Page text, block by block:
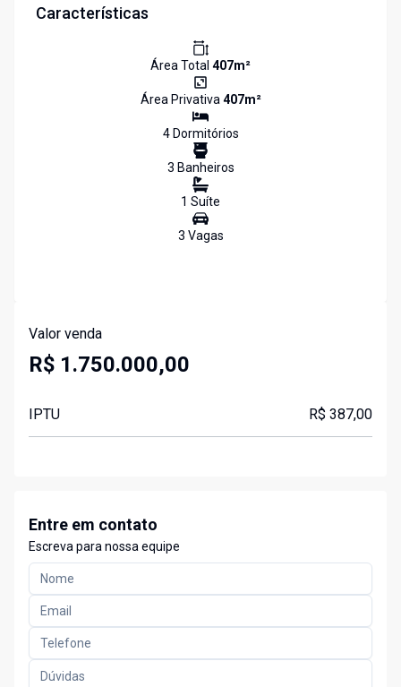
Características
Área Total 407m²
Área Privativa407m²
4Dormitórios
3 Banheiros
1 Suíte
3 Vagas
Valor venda
R$ 1.750.000,00
IPTU R$ 387,00
Entre em contato
Escreva para nossa equipe